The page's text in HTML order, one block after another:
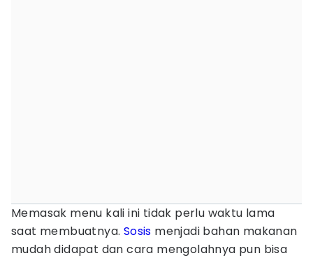
Memasak menu kali ini tidak perlu waktu lama
saat membuatnya. Sosis menjadi bahan makanan
mudah didapat dan cara mengolahnya pun bisa